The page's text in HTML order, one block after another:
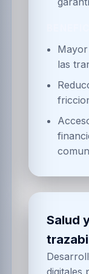
las
Salud
digitales